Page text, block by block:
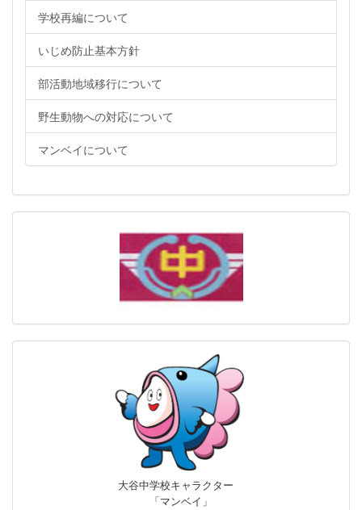
学校再編について
いじめ防止基本方針
部活動地域移行について
野生動物への対応について
マンベイについて
大谷中学校キャラクター
「マンベイ」